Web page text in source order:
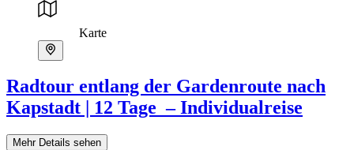
Karte
Radtour entlang der Gardenroute nach
Kapstadt | 12 Tage – Individualreise
Mehr Details sehen